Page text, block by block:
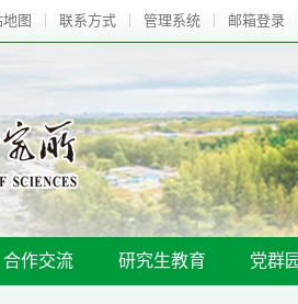
地图 联系方式 管理系统 邮箱登录
合作交流 研究生教育 党群